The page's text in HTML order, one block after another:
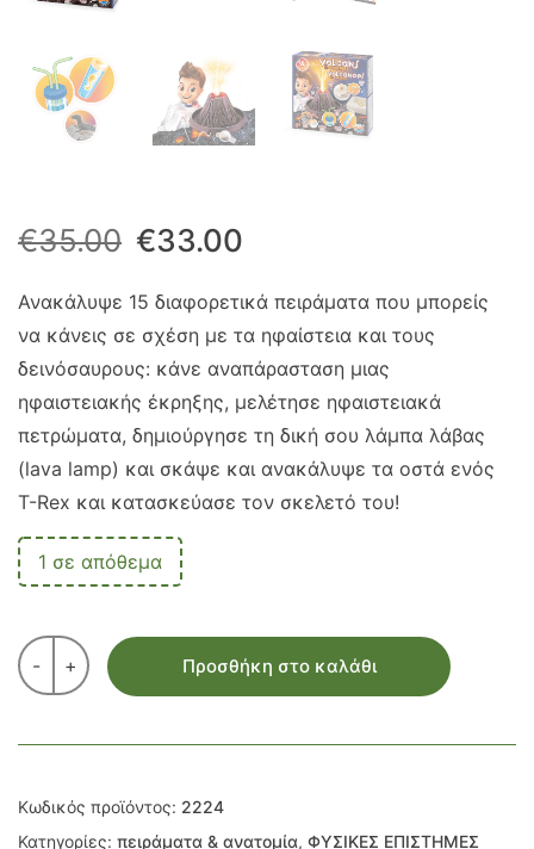
€35.00 Original
price
was:
€35.00.
€33.00
τρέχουσα
τιμή
είναι:
€33.00.
Ανακάλυψε 15 διαφορετικά πειράματα που μπορείς
να κάνεις σε σχέση με τα ηφαίστεια και τους
δεινόσαυρους: κάνε αναπάρασταση μιας
ηφαιστειακής έκρηξης, μελέτησε ηφαιστειακά
πετρώματα, δημιούργησε τη δική σου λάμπα λάβας
(lava lamp) και σκάψε και ανακάλυψε τα οστά ενός
T-Rex και κατασκεύασε τον σκελετό του!
1 σε απόθεμα
- + Προσθήκη στο καλάθι
Κωδικός προϊόντος: 2224
Κατηγορίες: πειράματα & ανατομία, ΦΥΣΙΚΕΣ ΕΠΙΣΤΗΜΕΣ